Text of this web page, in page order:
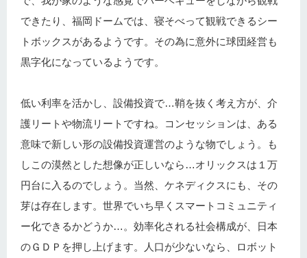
できたり、福岡ドームでは、寝そべって観戦できるシー
トボックスがあるようです。その為に意外に球団経営も
黒字化になっているようです。
低い利率を活かし、設備投資で…鞘を抜く考え方が、介
護リートや物流リートですね。コンセッションは、ある
意味で新しい形の設備投資運営のような物でしょう。も
しこの漠然とした想像が正しいなら…オリックスは１万
円台に入るのでしょう。当然、ケネディクスにも、その
芽は存在します。世界でいち早くスマートコミュニティ
ー化できるかどうか…。効率化される社会構成が、日本
のＧＤＰを押し上げます。人口が少ないなら、ロボット